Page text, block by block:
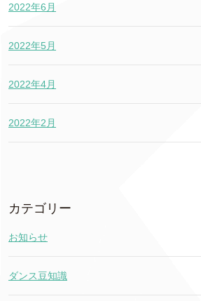
2022年6月
2022年5月
2022年4月
2022年2月
カテゴリー
お知らせ
ダンス豆知識